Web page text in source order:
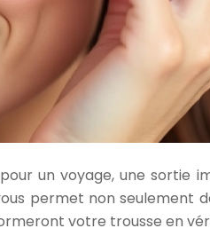
un voyage, une sortie
permet non seulement
votre trousse en